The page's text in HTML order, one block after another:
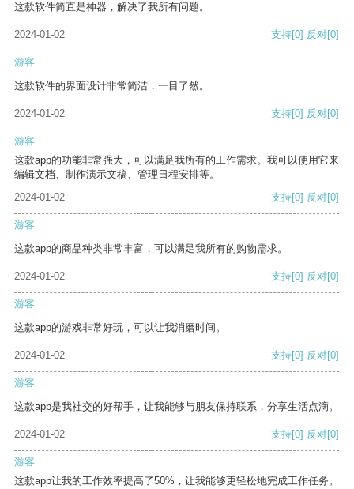
这款软件简直是神器，解决了我所有问题。
2024-01-02 支持[0] 反对[0]
游客
这款软件的界面设计非常简洁，一目了然。
2024-01-02 支持[0] 反对[0]
游客
这款app的功能非常强大，可以满足我所有的工作需求。我可以使用它来
编辑文档、制作演示文稿、管理日程安排等。
2024-01-02
支持[0] 反对[0]
游客
这款app的商品种类非常丰富，可以满足我所有的购物需求。
2024-01-02 支持[0] 反对[0]
游客
这款app的游戏非常好玩，可以让我消磨时间。
2024-01-02 支持[0] 反对[0]
游客
这款app是我社交的好帮手，让我能够与朋友保持联系，分享生活点滴。
2024-01-02 支持[0] 反对[0]
游客
这款app让我的工作效率提高了50%，让我能够更轻松地完成工作任务。